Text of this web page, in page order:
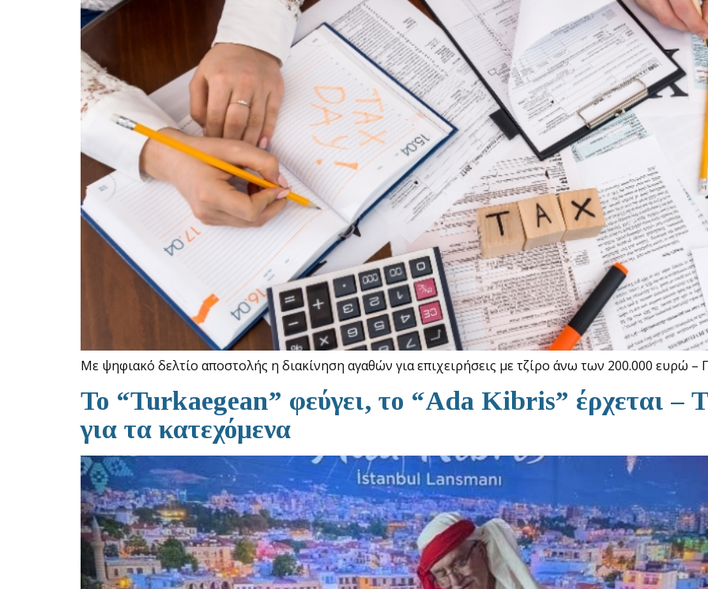
Με ψηφιακό δελτίο αποστολής η διακίνηση αγαθών για επιχειρήσεις με τζίρο άνω των 200.000 ευρώ –
To “Turkaegean” φεύγει, το “Ada Kibris” έρχεται –
για τα κατεχόμενα